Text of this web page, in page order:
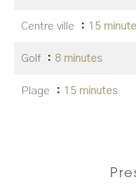
Centre ville 15
Golf 8 minutes
Plage 15 minutes